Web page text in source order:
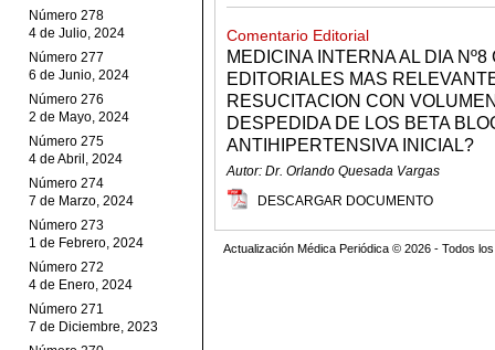
Número 278
4 de Julio, 2024
Número 277
6 de Junio, 2024
Número 276
2 de Mayo, 2024
Número 275
4 de Abril, 2024
Número 274
7 de Marzo, 2024
Número 273
1 de Febrero, 2024
Número 272
4 de Enero, 2024
Número 271
7 de Diciembre, 2023
Comentario Editorial
MEDICINA INTERNA AL DIA
EDITORIALES MAS
RESUCITACION CON
DESPEDIDA DE LOS BETA
ANTIHIPERTENSIVA INICIAL?
Autor: Dr. Orlando Quesada Vargas
DESCARGAR DOCUMENTO
Actualización Médica Periódica © 2026 - Todos